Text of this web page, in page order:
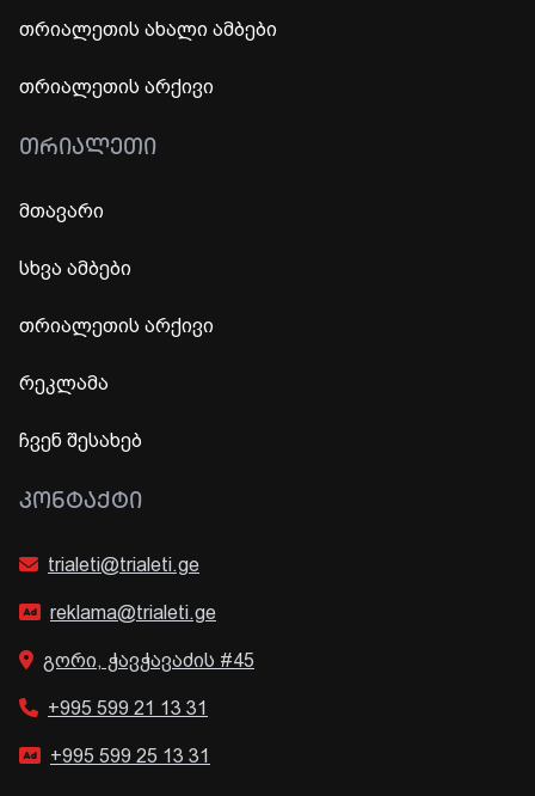
თრიალეთის ახალი ამბები
თრიალეთის არქივი
ᲗᲠᲘᲐᲚᲔᲗᲘ
მთავარი
სხვა ამბები
თრიალეთის არქივი
რეკლამა
ჩვენ შესახებ
ᲙᲝᲜᲢᲐᲥᲢᲘ
trialeti@trialeti.ge
reklama@trialeti.ge
გორი, ჭავჭავაძის #45
+995 599 21 13 31
+995 599 25 13 31